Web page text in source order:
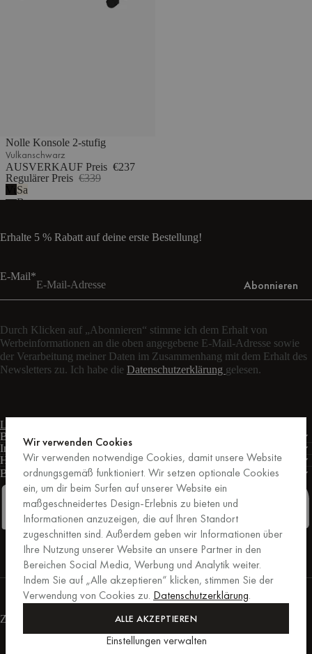
Nolle Konsole 2-stufig
Vulkanschwarz
AUSVERKAUF Preis €237
Regulärer Preis €339
Vulkanschwarz
Sand
Beige
Erhalte 5 % Rabatt auf deine erste Bestellung!
E-Mail*
Abonnieren
Durch Klicken auf „Abonnieren“ stimme ich dem Erhalt von
Werbeinformationen an die oben angegebene E-Mail-Adresse sowie
der Verarbeitung meiner Daten im Zusammenhang mit dem Erhalt des
Newsletters zu. Ich habe die Datenschutzerklärung gelesen.
Live-Chat
Bedingungen
Informationen
Hilfe
Business PRO
FacebookInstagramLinkedin Pinterest
Einkäufe, die von Trusted Shops abgesichert sind.
Kaufschutz bis zu 20.000 €.
For those who care.
Zahlungsmethoden
Wir verwenden Cookies
Wir verwenden notwendige Cookies, damit unsere Website
ordnungsgemäß funktioniert. Wir setzen optionale Cookies
ein, um dir beim Surfen auf unserer Website ein
maßgeschneidertes Design-Erlebnis zu bieten und
Informationen anzuzeigen, die auf Ihren Standort
zugeschnitten sind. Außerdem geben wir Informationen über
Ihre Nutzung unserer Website an unsere Partner in den
Bereichen Social Media, Werbung und Analytik weiter.
Indem Sie auf „Alle akzeptieren“ klicken, stimmen Sie der
Verwendung von Cookies zu. Datenschutzerklärung.
ALLE AKZEPTIEREN
Einstellungen verwalten